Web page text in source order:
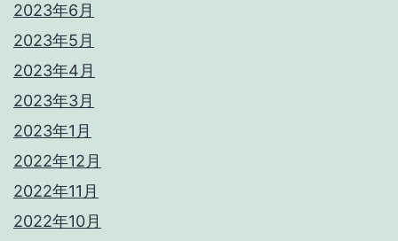
2023年6月
2023年5月
2023年4月
2023年3月
2023年1月
2022年12月
2022年11月
2022年10月